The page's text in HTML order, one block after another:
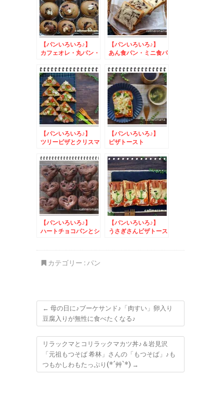
【パンいろいろ♪】
カフェオレ・丸パン・
【パンいろいろ♪】
あん食パン・ミニ食パ
【パンいろいろ♪】
ツリーピザとクリスマ
【パンいろいろ♪】
ピザトースト
【パンいろいろ♪】
ハートチョコパンとシ
【パンいろいろ♪】
うさぎさんピザトース
カテゴリー :パン
← 母の日に♪ブーケサンド♪「肉すい」卵入り
豆腐入りが無性に食べたくなる♪
リラックマとコリラックマカツ丼♪＆岩見沢
「元祖もつそば 希林」さんの「もつそば」♪も
つもかしわもたっぷり(*´艸`*) →